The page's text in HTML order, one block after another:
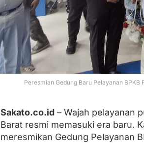
a
y
a
n
a
n
B
P
K
B
g
a
n
Peresmian Gedung Baru Pelayanan
Sakato.co.id– Wajah pelayanan
Barat resmi memasuki era baru.
meresmikan Gedung Pelayanan